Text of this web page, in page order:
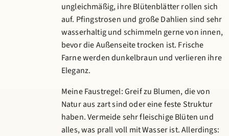
ungleichmäßig, ihre Blütenblätter rollen sich
auf. Pfingstrosen und große Dahlien sind sehr
wasserhaltig und schimmeln gerne von innen,
bevor die Außenseite trocken ist. Frische
Farne werden dunkelbraun und verlieren ihre
Eleganz.
Meine Faustregel: Greif zu Blumen, die von
Natur aus zart sind oder eine feste Struktur
haben. Vermeide sehr fleischige Blüten und
alles, was prall voll mit Wasser ist. Allerdings: